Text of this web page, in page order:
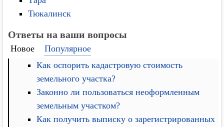
Тюкалинск
Ответы на ваши вопросы
Новое
Популярное
Как оспорить кадастровую стоимость
земельного участка?
Законно ли пользоваться неоформленным
земельным участком?
Как получить выписку о зарегистрированных